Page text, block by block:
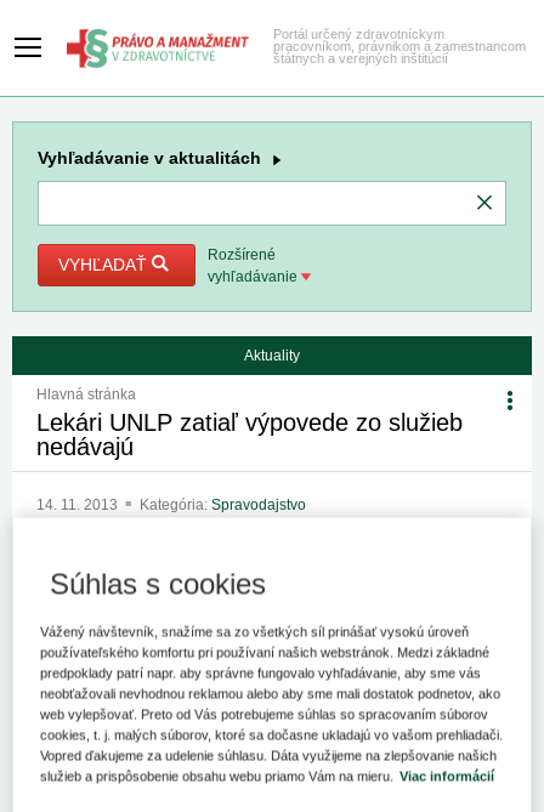
Portál určený zdravotníckym
pracovníkom, právnikom a zamestnancom
štátnych a verejných inštitúcií
Vyhľadávanie v aktualitách
VYHĽADAŤ
Rozšírené
vyhľadávanie
Aktuality
Hlavná stránka
Lekári UNLP zatiaľ výpovede zo služieb
nedávajú
14. 11. 2013 Kategória: Spravodajstvo
aj o zvýšení platov od 1. januára.
L. Pasteura (UNLP) nemajú lekári dôvod dávať výpovede zo
služieb či štrajkovať. Pre agentúru SITA to vo štvrtok uviedla
hovorkyňa nemocnice Ladislava Šustová. "Všetci lekári, ktorí v
UNLP Košice slúžia, s prácou nadčas súhlasili na dobu neurčitú.
O zvýšení platov k 1. januáru 2014 sú lekári UNLP Košice aj
odborové organizácie SOZ ZaSS na Triede SNP 1 aj na
Rastislavovej 43 informovaní a budeme postupovať v zmysle
Súhlas s cookies
Vážený návštevník, snažíme sa zo všetkých síl prinášať vysokú úroveň
používateľského komfortu pri používaní našich webstránok. Medzi základné
predpoklady patrí napr. aby správne fungovalo vyhľadávanie, aby sme vás
neobťažovali nevhodnou reklamou alebo aby sme mali dostatok podnetov, ako
web vylepšovať. Preto od Vás potrebujeme súhlas so spracovaním súborov
cookies, t. j. malých súborov, ktoré sa dočasne ukladajú vo vašom prehliadači.
Vopred ďakujeme za udelenie súhlasu. Dáta využijeme na zlepšovanie našich
služieb a prispôsobenie obsahu webu priamo Vám na mieru. Viac informácií